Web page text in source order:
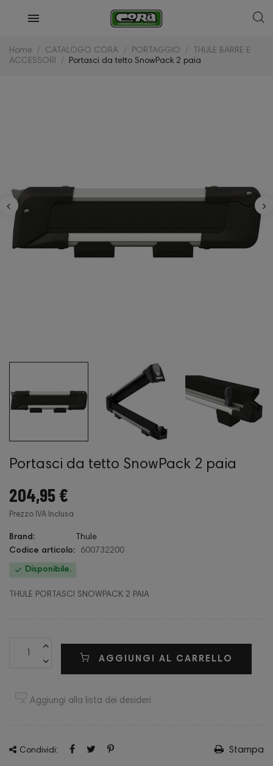
Home CATALOGO CORA PORTAGGIO
THULE BARRE E
ACCESSORI
Portasci da tetto SnowPack 2 paia
Portasci da tetto SnowPack 2 paia
204,95 €
Prezzo IVA Inclusa
Brand:
Thule
Codice articolo:
600732200
 Disponibile.
THULE PORTASCI SNOWPACK 2 PAIA
AGGIUNGI AL CARRELLO
Aggiungi alla lista dei desideri
Condividi: Stampa